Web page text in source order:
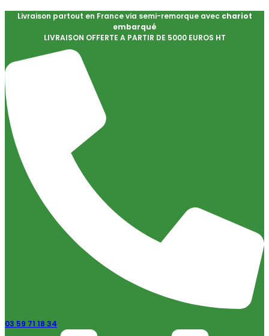
Livraison partout en France via semi-remorque avec chariot
embarqué
LIVRAISON OFFERTE A PARTIR DE 5000 EUROS HT
03 59 71 18 34